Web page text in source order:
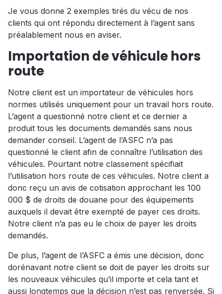
Je vous donne 2 exemples tirés du vécu de nos
clients qui ont répondu directement à l’agent sans
préalablement nous en aviser.
Importation de véhicule hors
route
Notre client est un importateur de véhicules hors
normes utilisés uniquement pour un travail hors route.
L’agent a questionné notre client et ce dernier a
produit tous les documents demandés sans nous
demander conseil. L’agent de l’ASFC n’a pas
questionné le client afin de connaître l’utilisation des
véhicules. Pourtant notre classement spécifiait
l’utilisation hors route de ces véhicules. Notre client a
donc reçu un avis de cotisation approchant les 100
000 $ de droits de douane pour des équipements
auxquels il devait être exempté de payer ces droits.
Notre client n’a pas eu le choix de payer les droits
demandés.
De plus, l’agent de l’ASFC a émis une décision, donc
dorénavant notre client se doit de payer les droits sur
les nouveaux véhicules qu’il importe et cela tant et
aussi longtemps que la décision n’est pas renversée. Si